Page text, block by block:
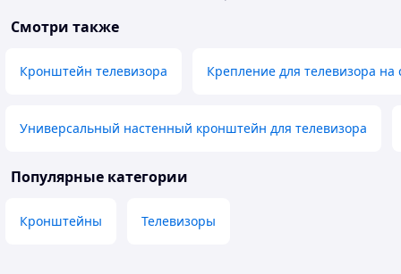
Смотри также
Кронштейн телевизора Крепление для телевизора на
Универсальный настенный кронштейн для телевизора
Популярные категории
Кронштейны Телевизоры